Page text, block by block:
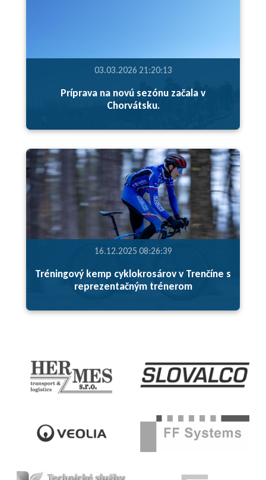
03.03.2026 21:20:13
Príprava na novú sezónu začala v
Chorvátsku.
16.12.2025 08:26:39
Tréningový kemp cyklokrosárov v Trenčíne s
reprezentačným trénerom